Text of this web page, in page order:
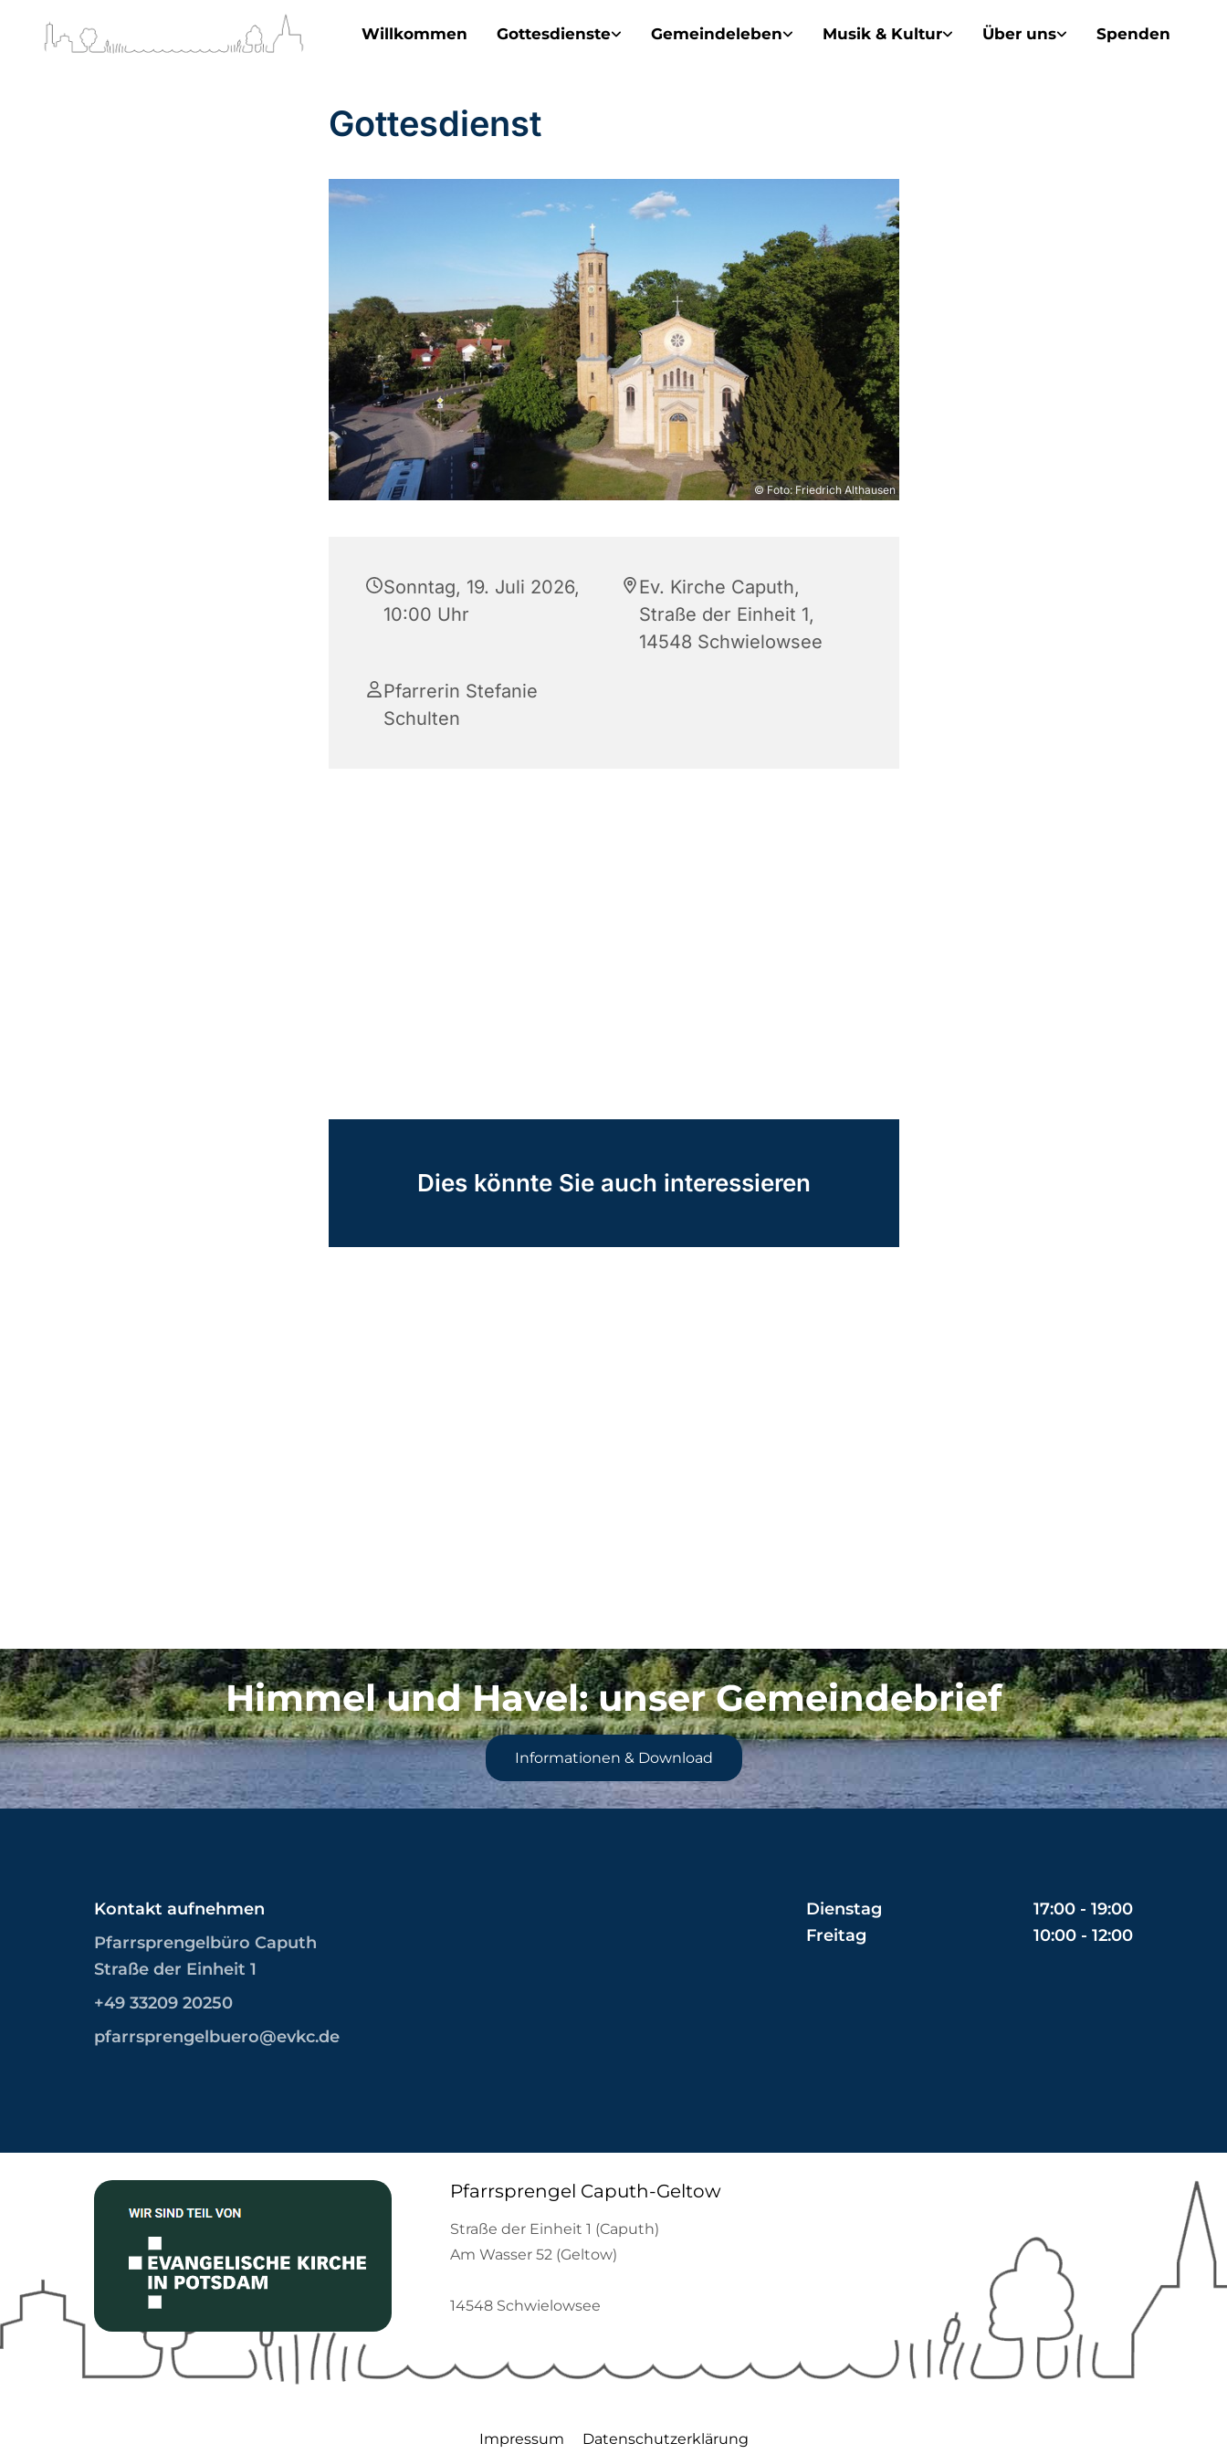
Willkommen Gottesdienste Gemeindeleben Musik & Kultur Über uns Spenden
Gottesdienst
© Foto: Friedrich Althausen
Sonntag, 19. Juli 2026,
10:00 Uhr
Ev. Kirche Caputh,
Straße der Einheit 1,
14548 Schwielowsee
Pfarrerin Stefanie
Schulten
Dies könnte Sie auch interessieren
Himmel und Havel: unser Gemeindebrief
Informationen & Download
Kontakt aufnehmen
Pfarrsprengelbüro Caputh
Straße der Einheit 1
+49 33209 20250
pfarrsprengelbuero@evkc.de
Dienstag
17:00 - 19:00
Freitag
10:00 - 12:00
Pfarrsprengel Caputh-Geltow
Straße der Einheit 1 (Caputh)
Am Wasser 52 (Geltow)
14548 Schwielowsee
Impressum Datenschutzerklärung